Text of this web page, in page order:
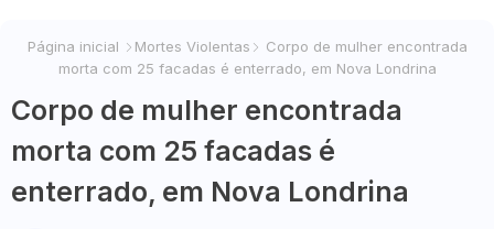
Página inicial Mortes Violentas
Corpo de mulher encontrada
morta com 25 facadas é enterrado, em Nova Londrina
Corpo de mulher encontrada
morta com 25 facadas é
enterrado, em Nova Londrina